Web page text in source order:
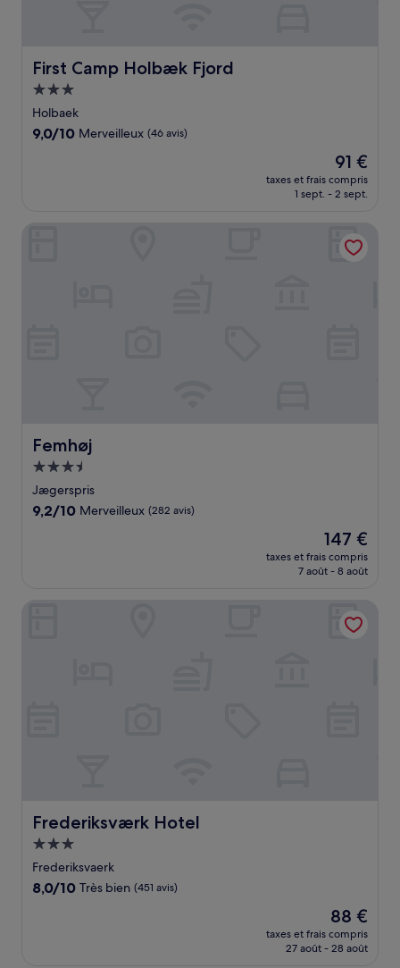
First Camp Holbæk Fjord
First Camp Holbæk Fjord
Hébergement
3.0 étoiles
Holbaek
9.0
9,0/10 Merveilleux (46 avis)
Le
nouveau
prix
de
91 €
91 €
taxes et frais compris
1 sept. - 2 sept.
Femhøj
Femhøj
Hébergement
3.5 étoiles
Jægerspris
9.2
9,2/10 Merveilleux (282 avis)
Le
nouveau
prix
de
147 €
147 €
taxes et frais compris
7 août - 8 août
Frederiksværk Hotel
Frederiksværk Hotel
Hébergement
3.0 étoiles
Frederiksvaerk
8.0
8,0/10 Très bien (451 avis)
Le
nouveau
prix
88 €
taxes et frais compris
27 août - 28 août